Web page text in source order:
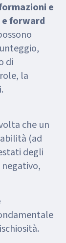
e
forward
di
la
che un
(ad
degli